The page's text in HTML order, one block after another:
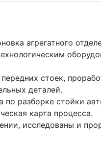
агрегатного
стоек,
деталей.
по разборке стойки
карта процесса.
исследованы и